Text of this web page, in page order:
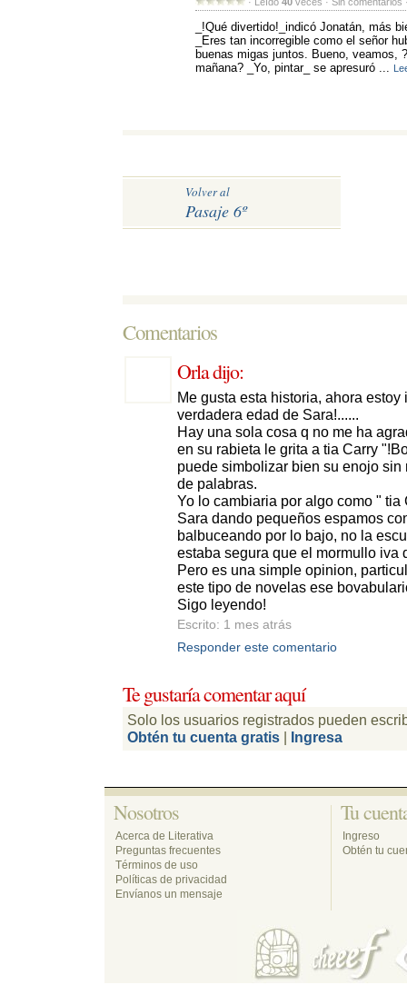
_!Qué divertido!_indicó Jonatán, más
_Eres tan incorregible como el señor
buenas migas juntos. Bueno, veamos,
mañana? _Yo, pintar_ se apresuró ...
Volver al
Pasaje 6º
Comentarios
Orladijo:
Me gusta esta historia, ahora estoy
verdadera edad de Sara!......
Hay una sola cosa q no me ha
en su rabieta le grita a tia Carry
puede simbolizar bien su enojo sin
de palabras.
Yo lo cambiaria por algo como "
Sara dando pequeños espamos
balbuceando por lo bajo, no la
estaba segura que el mormullo iva
Pero es una simple opinion,
este tipo de novelas ese
Sigo leyendo!
Escrito: 1 mes atrás
Responder este comentario
Te gustaría comentar aquí
Solo los usuarios registrados pueden
Obtén tu cuenta gratis | Ingresa
Nosotros
Acerca de Literativa
Preguntas frecuentes
Términos de uso
Políticas de privacidad
Envíanos un mensaje
Tu
Ingreso
Obtén tu